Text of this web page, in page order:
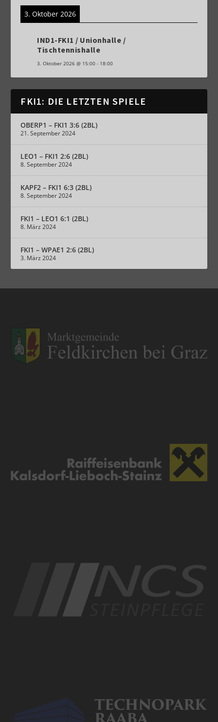
3. Oktober 2026
IND1-FKI1 / Unionhalle /
Tischtennishalle
3. Oktober 2026 @ 15:00 - 18:00
FKI1: DIE LETZTEN SPIELE
OBERP1 – FKI1 3:6 (2BL)
21. September 2024
LEO1 – FKI1 2:6 (2BL)
8. September 2024
KAPF2 – FKI1 6:3 (2BL)
8. September 2024
FKI1 – LEO1 6:1 (2BL)
8. März 2024
FKI1 – WPAE1 2:6 (2BL)
3. März 2024